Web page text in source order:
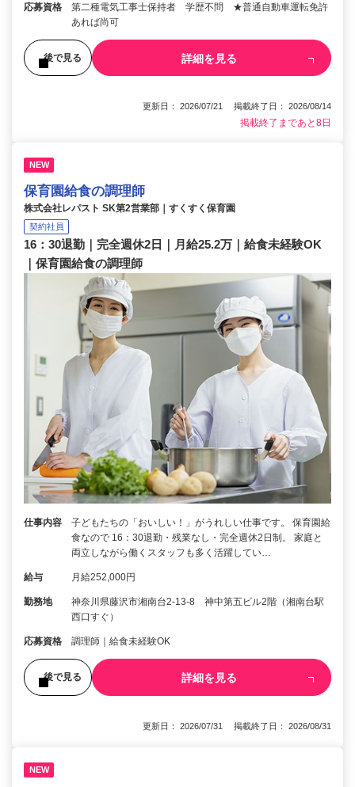
応募資格
第二種電気工事士保持者 学歴不問 ★普通自動車運転免許
あれば尚可
後で見る 詳細を見る
更新日： 2026/07/21 掲載終了日： 2026/08/14
掲載終了まであと8日
NEW
保育園給食の調理師
株式会社レパスト SK第2営業部｜すくすく保育園
契約社員
16：30退勤｜完全週休2日｜月給25.2万｜給食未経験OK
｜保育園給食の調理師
仕事内容
子どもたちの「おいしい！」がうれしい仕事です。 保育園給
食なので 16：30退勤・残業なし・完全週休2日制。 家庭と
両立しながら働くスタッフも多く活躍してい…
給与 月給252,000円
勤務地
神奈川県藤沢市湘南台2-13-8 神中第五ビル2階（湘南台駅
西口すぐ）
応募資格 調理師｜給食未経験OK
後で見る 詳細を見る
更新日： 2026/07/31 掲載終了日： 2026/08/31
NEW